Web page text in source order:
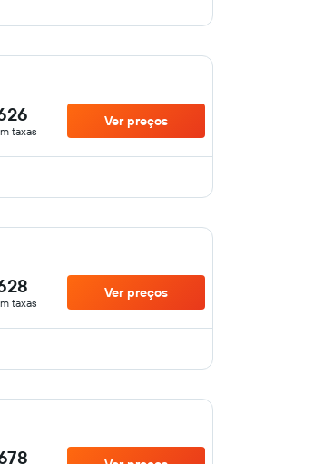
taxas
Ver preços
taxas
Ver preços